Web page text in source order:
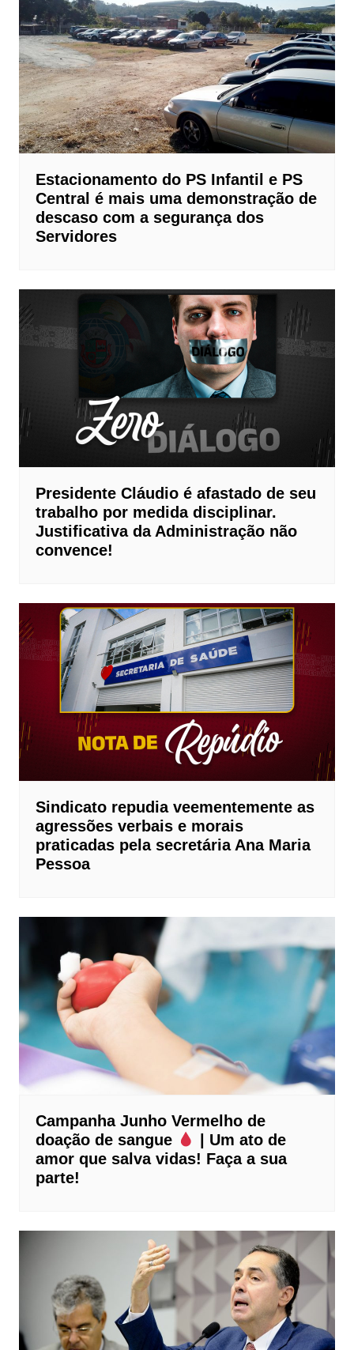
Estacionamento do PS Infantil e PS
Central é mais uma demonstração de
descaso com a segurança dos
Servidores
Presidente Cláudio é afastado de seu
trabalho por medida disciplinar.
Justificativa da Administração não
convence!
Sindicato repudia veementemente as
agressões verbais e morais
praticadas pela secretária Ana Maria
Pessoa
Campanha Junho Vermelho de
doação de sangue
| Um ato de
amor que salva vidas! Faça a sua
parte!